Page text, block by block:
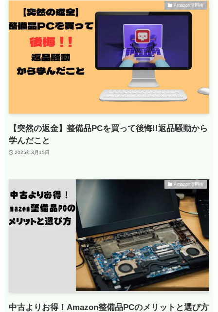
Amazon活用術
【突然の返金】整備品PCを買って後悔!!返品騒動から
学んだこと
2025年3月15日
Amazon活用術
中古よりお得！Amazon整備品PCのメリットと選び方